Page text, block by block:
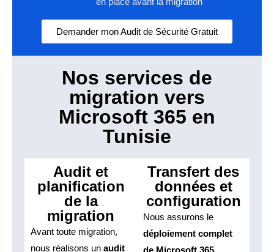
Demander mon Audit de Sécurité Gratuit
Nos services de
migration vers
Microsoft 365 en
Tunisie
Audit et
planification
de la
migration
Avant toute migration,
nous réalisons un audit
Transfert des
données et
configuration
Nous assurons le
déploiement complet
de Microsoft 365,